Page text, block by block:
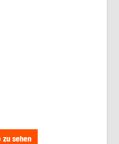
zu sehen